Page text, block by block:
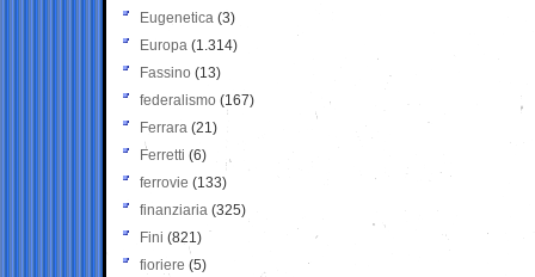
Eugenetica (3)
Europa (1.314)
Fassino (13)
federalismo (167)
Ferrara (21)
Ferretti (6)
ferrovie (133)
finanziaria (325)
Fini (821)
fioriere (5)